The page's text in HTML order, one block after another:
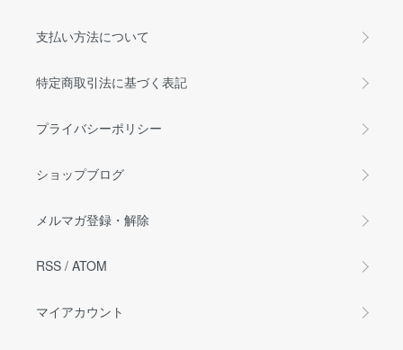
支払い方法について
特定商取引法に基づく表記
プライバシーポリシー
ショップブログ
メルマガ登録・解除
RSS / ATOM
マイアカウント